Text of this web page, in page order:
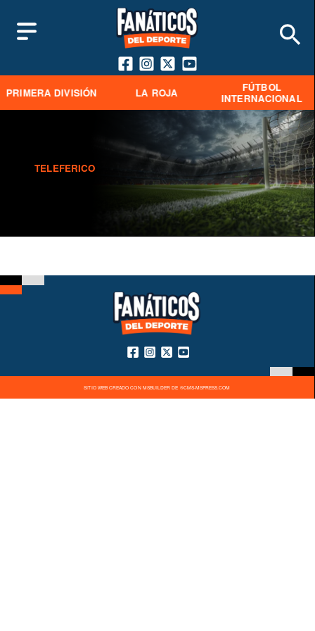
PRIMERA DIVISIÓN LA ROJA
FÚTBOL
INTERNACIONAL
TELEFERICO
SITIO WEB CREADO CON MSBUILDER DE ®CMS-MSPRESS.COM